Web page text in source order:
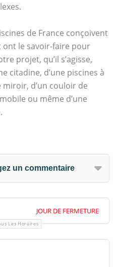
de France conçoivent
ont le savoir-faire pour
projet, qu’il s’agisse,
citadine, d’une piscines à
d’un couloir de
ou même d’une
un commentaire
JOUR DE FERMETURE
Les Horaires